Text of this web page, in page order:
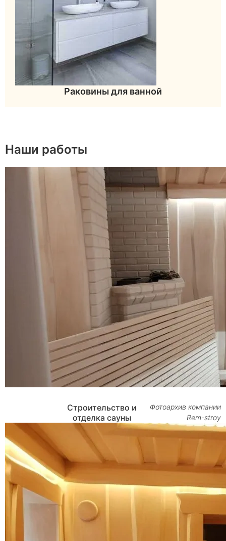
Раковины для ванной
Наши работы
Строительство и
отделка сауны
Фотоархив компании
Rem-stroy